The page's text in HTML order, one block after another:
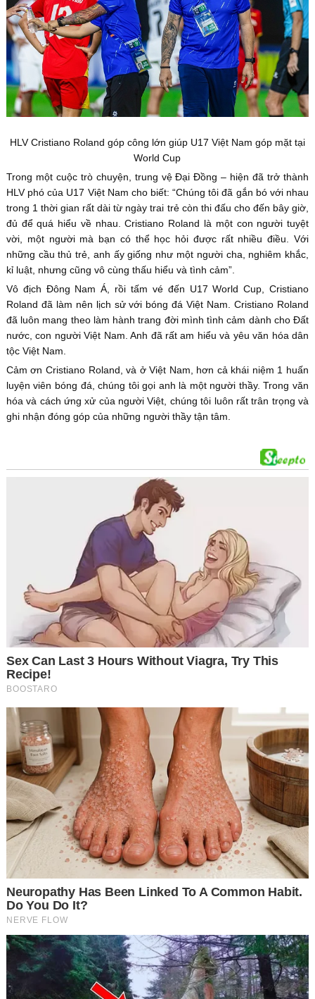
HLV Cristiano Roland góp công lớn giúp U17 Việt Nam góp mặt tại
World Cup
Trong một cuộc trò chuyện, trung vệ Đại Đồng – hiện đã trở thành
HLV phó của U17 Việt Nam cho biết: “Chúng tôi đã gắn bó với nhau
trong 1 thời gian rất dài từ ngày trai trẻ còn thi đấu cho đến bây giờ,
đủ để quá hiểu về nhau. Cristiano Roland là một con người tuyệt
vời, một người mà bạn có thể học hỏi được rất nhiều điều. Với
những cầu thủ trẻ, anh ấy giống như một người cha, nghiêm khắc,
kỉ luật, nhưng cũng vô cùng thấu hiểu và tình cảm”.
Vô địch Đông Nam Á, rồi tấm vé đến U17 World Cup, Cristiano
Roland đã làm nên lịch sử với bóng đá Việt Nam. Cristiano Roland
đã luôn mang theo làm hành trang đời mình tình cảm dành cho Đất
nước, con người Việt Nam. Anh đã rất am hiểu và yêu văn hóa dân
tộc Việt Nam.
Cảm ơn Cristiano Roland, và ở Việt Nam, hơn cả khái niệm 1 huấn
luyện viên bóng đá, chúng tôi gọi anh là một người thầy. Trong văn
hóa và cách ứng xử của người Việt, chúng tôi luôn rất trân trọng và
ghi nhận đóng góp của những người thầy tận tâm.